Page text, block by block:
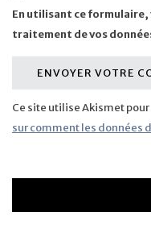
En utilisant ce
traitement de vos
Ce site utilise Akismet
sur comment les données